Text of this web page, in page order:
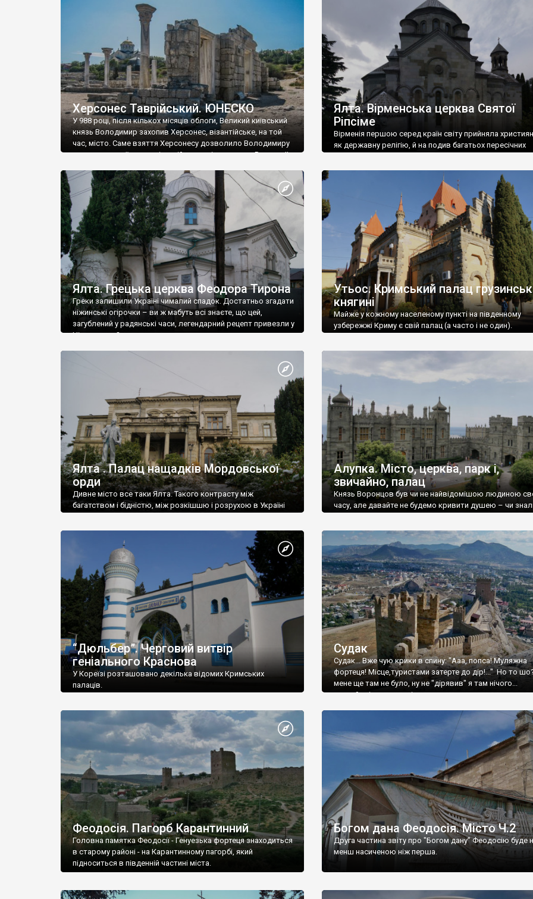
візантійської доби. Раритети викрадені з фондів об’єкту
культурної спадщини ЮНЕСКО «Херсонеса Таврійського».
Офіційно – на виставку «Золото Візантії», але експерти та
влада в Україні вважають це лише […]
називаються «повстяками» (postaki)…” “Вино. Крим
виробляє відмінне вино і його вдосталь: воно все
легке біле і дуже […]
Херсонес Таврійський. ЮНЕСКО
У 988 році, після кількох місяців облоги, Великий київський
князь Володимир захопив Херсонес, візантійське, на той
час, місто. Саме взяття Херсонесу дозволило Володимиру
диктувати свої умови візантійському імператору Василю ІІ,
Херсонесі Володимир-язичник, став Василем-
християнином. А потім було Хрещення Русі. На честь
Херсонесу Таврійського названо місто […]
Ялта. Вірменська церква Святої
Ріпсіме
Вірменія першою серед країн світу прийняла
як державну релігію, й на подив багатьох пересічних
Ялта. Грецька церква Феодора Тирона
Греки залишили Україні чималий спадок. Достатньо згадати
ніжинські огірочки – ви ж мабуть всі знаєте, що цей,
загублений у радянські часи, легендарний рецепт привезли у
Ніжин греки?
Утьос. Кримський палац
княгині
Майже у кожному населеному пункті на південному
узбережжі Криму є свій палац (а часто і не один).
Ялта . Палац нащадків Мордовської
орди
Дивне місто все таки Ялта. Такого контрасту між
багатством і бідністю, між розкішшю і розрухою в Україні
Алупка. Місто, церква, парк і,
звичайно, палац
Князь Воронцов був чи не найвідомішою людиною
часу, але давайте не будемо кривити душею – чи
“Дюльбер”. Черговий витвір
геніального Краснова
У Кореїзі розташовано декілька відомих Кримських
палаців.
Судак
Судак... Вже чую крики в спину: "Ааа, попса! Муляжна
фортеця! Місце,туристами затерте до дір!..." Но то
мене ще там не було, ну не "дірявив" я там нічого...
принаймні до цього літа.
Феодосія. Пагорб Карантинний
Головна памятка Феодосії - Генуезька фортеця знаходиться
в старому районі - на Карантинному пагорбі, який
підноситься в південній частині міста.
Богом дана Феодосія. Місто Ч.2
Друга частина звіту про "Богом дану" Феодосію буде
менш насиченою ніж перша.